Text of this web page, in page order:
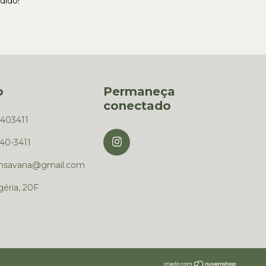
3411
20F
Permaneça
conectado